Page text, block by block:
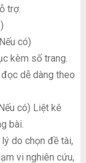
trợ.
có)
kèm số trang.
dễ dàng theo
có) Liệt kê
bài.
do chọn đề tài,
vi nghiên cứu,